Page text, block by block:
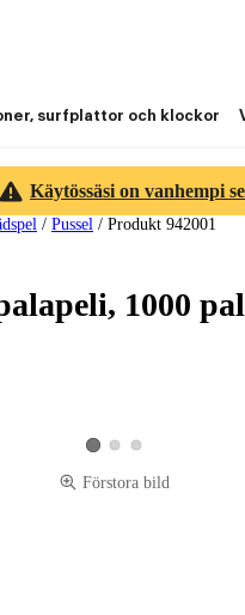
surfplattor och klockor
Käytössäsi on vanhempi
/ Pussel / Produkt 942001
1000
Visa produktbild 1
Visa produktbild 2
Visa produktbild 3
Förstora bild